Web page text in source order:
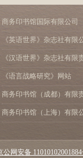
商务印书馆国际有限公司
《英语世界》杂志社有限
《汉语世界》杂志社有限
《语言战略研究》网站
商务印书馆（成都）有限
商务印书馆（上海）有限
公网安备